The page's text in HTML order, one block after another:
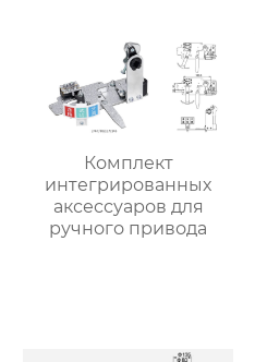
Комплект
интегрированных
аксессуаров для
ручного привода